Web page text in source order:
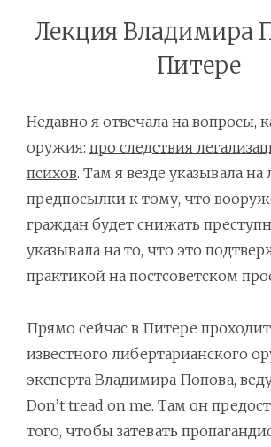
Лекция Владимира
Питере
Недавно я отвечала на вопросы,
оружия: про следствия
психов. Там я везде указывала на
предпосылки к тому, что
граждан будет снижать
указывала на то, что это
практикой на постсоветском
Прямо сейчас в Питере
известного либертарианского
эксперта Владимира Попова,
Don’t tread on me. Там он
того, чтобы затевать